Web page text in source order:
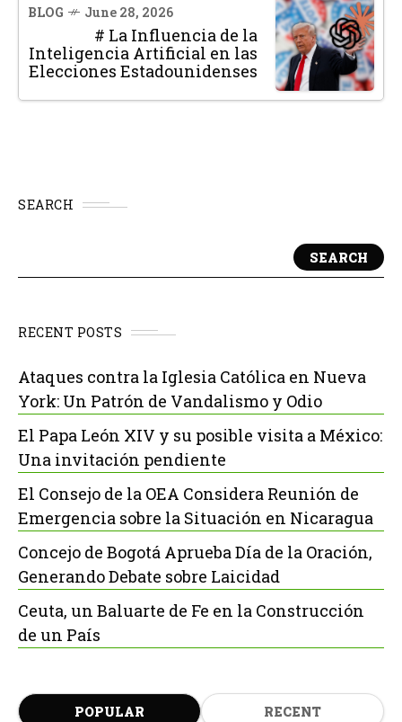
BLOG June 28, 2026
# La Influencia de la
Inteligencia Artificial en las
Elecciones Estadounidenses
SEARCH
SEARCH
RECENT POSTS
Ataques contra la Iglesia Católica en Nueva
York: Un Patrón de Vandalismo y Odio
El Papa León XIV y su posible visita a México:
Una invitación pendiente
El Consejo de la OEA Considera Reunión de
Emergencia sobre la Situación en Nicaragua
Concejo de Bogotá Aprueba Día de la Oración,
Generando Debate sobre Laicidad
Ceuta, un Baluarte de Fe en la Construcción
de un País
POPULAR RECENT